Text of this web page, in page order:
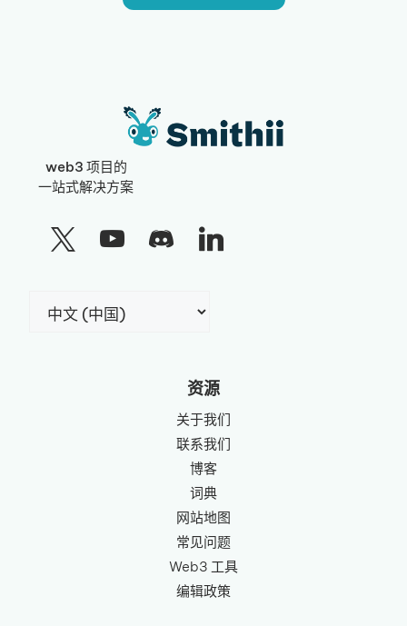
web3 项目的
一站式解决方案
资源
关于我们
联系我们
博客
词典
网站地图
常见问题
Web3 工具
编辑政策